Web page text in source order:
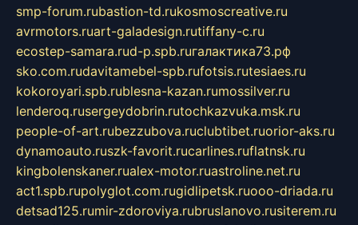
smp-forum.rubastion-td.rukosmoscreative.ru
avrmotors.ruart-galadesign.rutiffany-c.ru
ecostep-samara.rud-p.spb.ruгалактика73.рф
sko.com.rudavitamebel-spb.rufotsis.rutesiaes.ru
kokoroyari.spb.rublesna-kazan.rumossilver.ru
lenderoq.rusergeydobrin.rutochkazvuka.msk.ru
people-of-art.rubezzubova.ruclubtibet.ruorior-aks.ru
dynamoauto.ruszk-favorit.rucarlines.ruflatnsk.ru
kingbolenskaner.rualex-motor.ruastroline.net.ru
act1.spb.rupolyglot.com.rugidlipetsk.ruooo-driada.ru
detsad125.rumir-zdoroviya.rubruslanovo.rusiterem.ru